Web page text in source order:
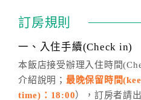
通行「客服聯絡單」提出申
話方式異動訂單。
※非客服時間之申辦異動，皆
五、客服時間
週一至週日，上午9:00～晚
訂房規則
一、入住手續(Check in)
本飯店接受辦理入住時間
介紹說明； 最晚保留時間
time)：18:00），訂房者請